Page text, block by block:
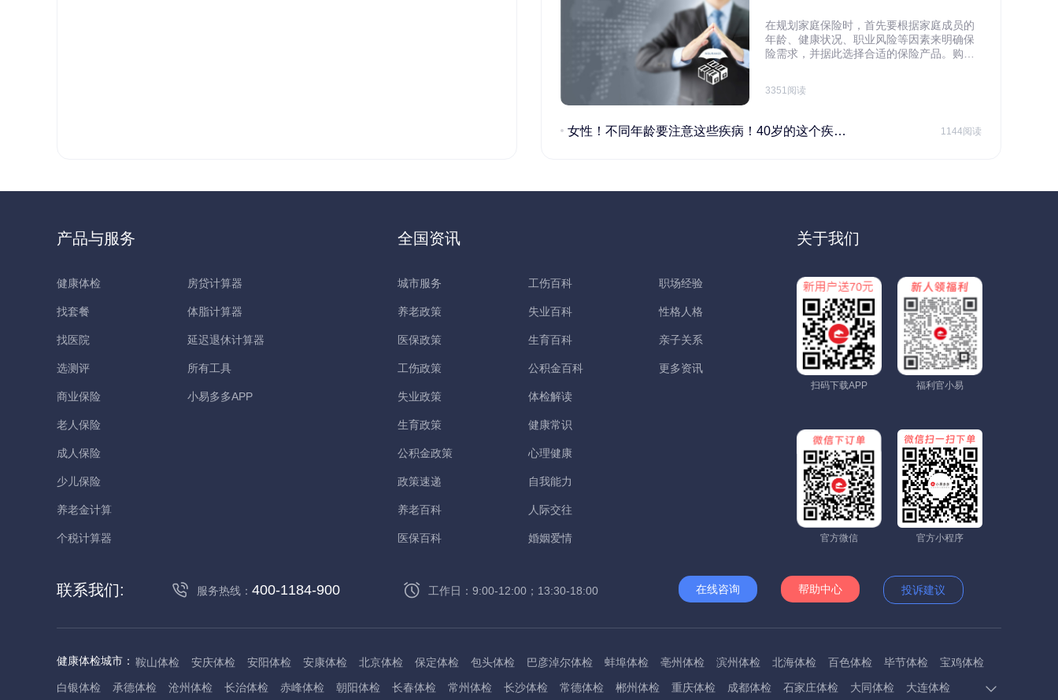
在规划家庭保险时，首先要根据家庭成员的
年龄、健康状况、职业风险等因素来明确保
险需求，并据此选择合适的保险产品。购买
规划家庭财务预算，确保保险费用不会对家
要经济支柱投保。
3351阅读
女性！不同年龄要注意这些疾病！40岁的这个疾病最需要注意！ 1144阅读
产品与服务
健康体检
找套餐
找医院
选测评
商业保险
老人保险
成人保险
少儿保险
养老金计算
个税计算器
房贷计算器
体脂计算器
延迟退休计算器
所有工具
小易多多APP
全国资讯
城市服务
养老政策
医保政策
工伤政策
失业政策
生育政策
公积金政策
政策速递
养老百科
医保百科
工伤百科
失业百科
生育百科
公积金百科
体检解读
健康常识
心理健康
自我能力
人际交往
婚姻爱情
职场经验
性格人格
亲子关系
更多资讯
关于我们
扫码下载APP 福利官小易
官方微信 官方小程序
联系我们: 服务热线： 400-1184-900 工作日：9:00-12:00；13:30-18:00 在线咨询 帮助中心 投诉建议
健康体检城市： 鞍山体检 安庆体检 安阳体检 安康体检 北京体检 保定体检 包头体检 巴彦淖尔体检 蚌埠体检 亳州体检 滨州体检 北海体检 百色体检 毕节体检
宝鸡体检
白银体检
承德体检 沧州体检 长治体检 赤峰体检 朝阳体检 长春体检 常州体检 长沙体检 常德体检 郴州体检 重庆体检 成都体检 石家庄体检 大同体检 大连体检